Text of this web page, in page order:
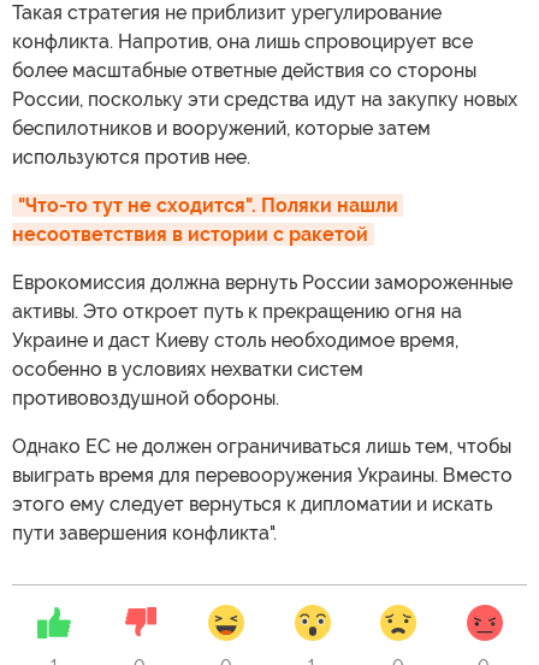
Такая стратегия не приблизит урегулирование
конфликта. Напротив, она лишь спровоцирует все
более масштабные ответные действия со стороны
России, поскольку эти средства идут на закупку новых
беспилотников и вооружений, которые затем
используются против нее.
"Что-то тут не сходится". Поляки нашли
несоответствия в истории с ракетой
Еврокомиссия должна вернуть России замороженные
активы. Это откроет путь к прекращению огня на
Украине и даст Киеву столь необходимое время,
особенно в условиях нехватки систем
противовоздушной обороны.
Однако ЕС не должен ограничиваться лишь тем, чтобы
выиграть время для перевооружения Украины. Вместо
этого ему следует вернуться к дипломатии и искать
пути завершения конфликта".